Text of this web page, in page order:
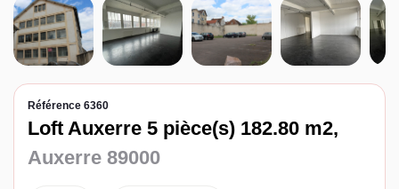
Espace client
Référence 6360
Loft Auxerre 5 pièce(s) 182.80 m2,
Auxerre 89000